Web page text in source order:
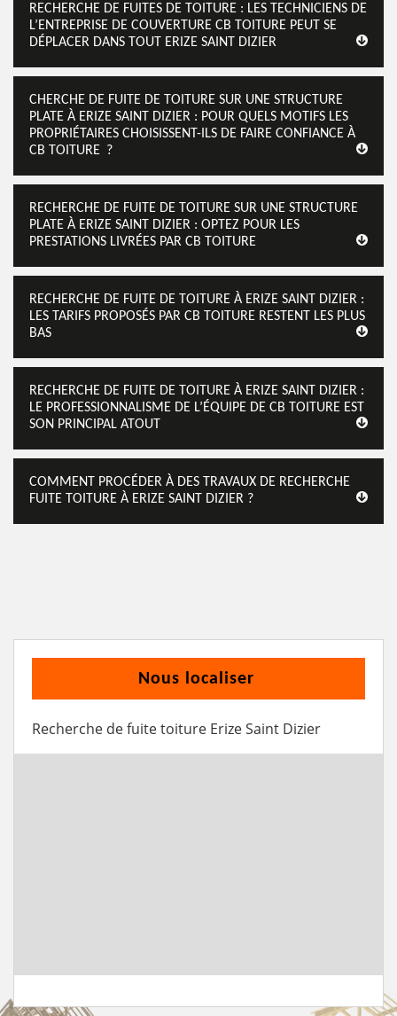
RECHERCHE DE FUITES DE TOITURE : LES TECHNICIENS DE
L’ENTREPRISE DE COUVERTURE CB TOITURE PEUT SE
DÉPLACER DANS TOUT ERIZE SAINT DIZIER
CHERCHE DE FUITE DE TOITURE SUR UNE STRUCTURE
PLATE À ERIZE SAINT DIZIER : POUR QUELS MOTIFS LES
PROPRIÉTAIRES CHOISISSENT-ILS DE FAIRE CONFIANCE À
CB TOITURE ?
RECHERCHE DE FUITE DE TOITURE SUR UNE STRUCTURE
PLATE À ERIZE SAINT DIZIER : OPTEZ POUR LES
PRESTATIONS LIVRÉES PAR CB TOITURE
RECHERCHE DE FUITE DE TOITURE À ERIZE SAINT DIZIER :
LES TARIFS PROPOSÉS PAR CB TOITURE RESTENT LES PLUS
BAS
RECHERCHE DE FUITE DE TOITURE À ERIZE SAINT DIZIER :
LE PROFESSIONNALISME DE L’ÉQUIPE DE CB TOITURE EST
SON PRINCIPAL ATOUT
COMMENT PROCÉDER À DES TRAVAUX DE RECHERCHE
FUITE TOITURE À ERIZE SAINT DIZIER ?
Nous localiser
Recherche de fuite toiture Erize Saint Dizier